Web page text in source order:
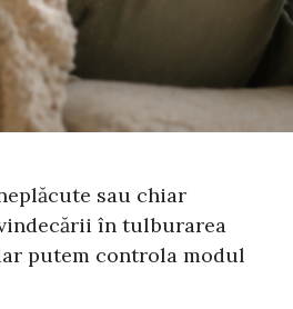
sau chiar
în tulburarea
putem controla modul